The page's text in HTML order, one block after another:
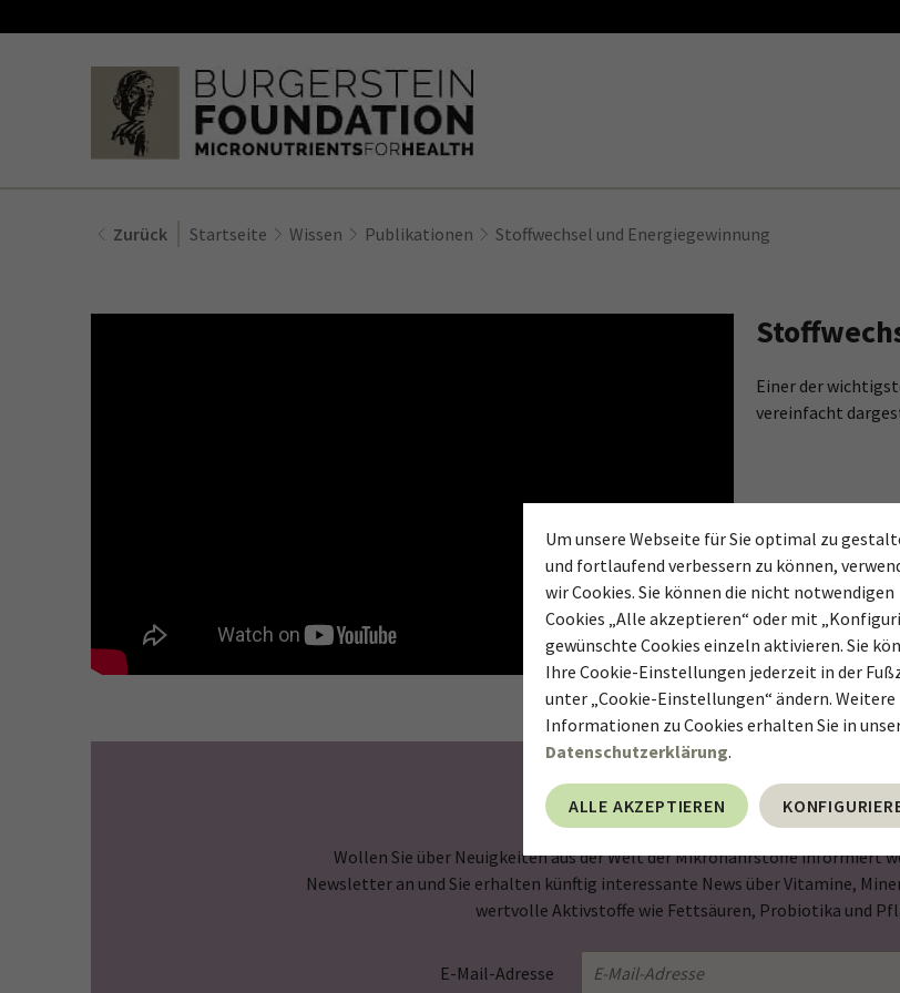
Um unsere Webseite für Sie optimal zu
und fortlaufend verbessern zu können,
wir Cookies. Sie können die nicht notwendigen
Cookies „Alle akzeptieren“ oder mit
gewünschte Cookies einzeln aktivieren. Sie
Ihre Cookie-Einstellungen jederzeit in der
unter „Cookie-Einstellungen“ ändern. Weitere
Informationen zu Cookies erhalten Sie in
Datenschutzerklärung.
ALLE AKZEPTIEREN
Zurück Startseite Wissen Publikationen Stoffwechsel und Energiegewinnung
Einer der
vereinfacht
Newsletter
Wollen Sie über Neuigkeiten aus der Welt der Mikronährstoffe informiert
Newsletter an und Sie erhalten künftig interessante News über Vitamine,
wertvolle Aktivstoffe wie Fettsäuren, Probiotika und
E-Mail-Adresse